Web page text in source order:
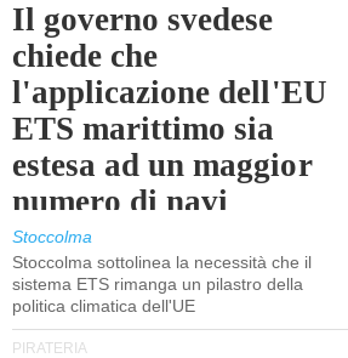
Il governo svedese
chiede che
l'applicazione dell'EU
ETS marittimo sia
estesa ad un maggior
numero di navi
Stoccolma
Stoccolma sottolinea la necessità che il
sistema ETS rimanga un pilastro della
politica climatica dell'UE
PIRATERIA